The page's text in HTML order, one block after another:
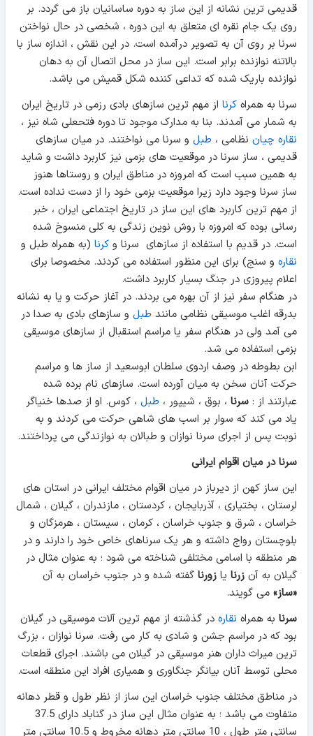
قدیمی ترین نشانه از این ساز به دوره ساسانیان باز می گردد. بر
روی یک جام نقره ای متعلق به این دوره ، شخصی در حال نواختن
سرنا بر روی آن به تصویر درآمده است. در این نقش ، اندازه ساز با
بالاتنه نوازنده برابر است. این ساز در محل اتصال آن به دهان
نوازنده باریک شده که تداعی کننده شکل قمیش می باشد.
سرنا به همراه کرنا از مهم ترین سازهای بادی رزمی در تاریخ ایران
به شمار می آمدند. بنا به مدارک موجود تا دوره فتحعلی شاه نیز ،
نقاره چیان نظامی ، طبل و سرنا می نواختند. در میان سازهای
قدیمی ، ساز سرنا در موقعیت های بزمی نیز کاربرد داشت و شاید
به همین سبب است که امروزه در مناطق ایران و روستاها هنوز
ساز سرنا وجود دارد زیرا موقعیت بزمی خود را از دست نداده است.
از مهم ترین کاربرد های این ساز در تاریخ اجتماعی ایران ، خبر
رسانی بوده که امروزه با روش نوین زندگی به کلی منسوخ شده
است. در قدیم با استفاده از سازهای سرنا و کرنا (به همراه طبل و
نقاره و سنج) برای این منظور استفاده می کردند. مخصوصا برای
اعلام پیروزی در جنگ بسیار کاربرد داشت.
در هنگام سفر نیز از آن بهره می بردند. در آغاز حرکت و یا به نشانه
بدرقه اغلب موسیقی نظامی مانند طبل و سازهای بادی به صدا در
می آمد ولی در هنگام سفر یا مراسم استقبال از سازهای موسیقی
بزمی استفاده می شد.
ابن بطوطه در وصف اردوی سلطان ابوسعید از ساز ها و مراسم
حرکت آنان سخن به میان آورده است. سازهای نام برده شده
عبارتند از : سرنا ، بوق ، شیپور ، طبل ، کوس. او از صدها خنیاگر
یاد می کند که سوار بر اسب های شاهی حرکت می کردند و به
نوبت پس از اجرای سرنا نوازان و طبالان به نوازندگی می پرداختند.
سرنا در میان اقوام ایرانی
این ساز کهن از دیرباز در میان اقوام مختلف ایرانی در استان های
لرستان ، بختیاری ، آذربایجان ، کردستان ، مازندران ، گیلان ، شمال
خراسان ، شرق و جنوب خراسان ، کرمان ، سیستان ، هرمزگان و
بلوچستان رواج داشته و هر یک سرناهای خاص خود را دارند و در
هر منطقه با اسامی مختلفی شناخته می شود ؛ به عنوان مثال در
گیلان به آن زرنا یا زورنا گفته شده و در جنوب خراسان به آن
«ساز» می گویند.
سرنا به همراه نقاره در گذشته از مهم ترین آلات موسیقی در گیلان
بود که در مراسم جشن و شادی به کار می رفت. سرنا نوازان ، بزرگ
ترین میراث داران هنر موسیقی در گیلان می باشند. اجرای قطعات
محلی توسط آنان بیانگر جنگاوری و همیاری افراد این منطقه است.
در مناطق مختلف جنوب خراسان این ساز از نظر طول و قطر دهانه
متفاوت می باشد ؛ به عنوان مثال این ساز در گناباد دارای 37.5
سانتی متر طول ، 10 سانتی متر دهانه مخروط و 10.5 سانتی متر